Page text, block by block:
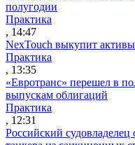
полугодии
Практика
, 14:47
NexTouch выкупит
Практика
, 13:35
«Евротранс» перешел в
выпускам облигаций
Практика
, 12:31
Российский